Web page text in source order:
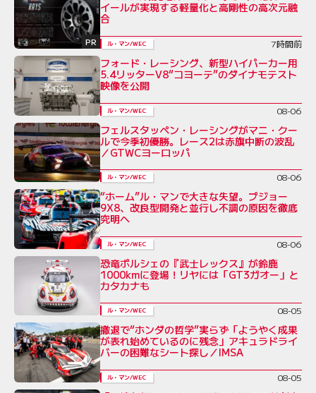
PR
イールが実現する軽量化と高剛性の高次元融
合
ル・マン/WEC 7時間前
フォード・レーシング、新型ハイパーカー用
5.4リッターV8“コヨーテ”のダイナモテスト
映像を公開
ル・マン/WEC 08-06
フェルスタッペン・レーシングがマニ・クー
ルで今季初優勝。レース2は赤旗中断の波乱
／GTWCヨーロッパ
ル・マン/WEC 08-06
“ホーム”ル・マンで大きな失望。プジョー
9X8、改良型開発と並行し不調の原因を徹底
究明へ
ル・マン/WEC 08-06
恐竜ポルシェの『武士レックス』が鈴鹿
1000kmに登場！リヤには「GT3ガオー」と
カタカナも
ル・マン/WEC 08-05
撤退で“ホンダの哲学”実らず「ようやく成果
が表れ始めているのに残念」アキュラドライ
バーの困難なシート探し／IMSA
ル・マン/WEC 08-05